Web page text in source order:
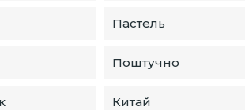
Пастель
Поштучно
Китай